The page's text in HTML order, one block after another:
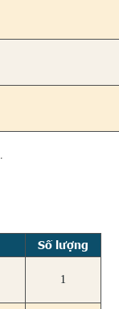
Số lượng
1